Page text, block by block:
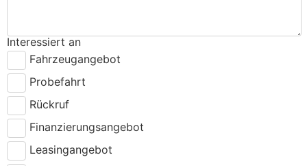
Interessiert an
Fahrzeugangebot
Probefahrt
Rückruf
Finanzierungsangebot
Leasingangebot